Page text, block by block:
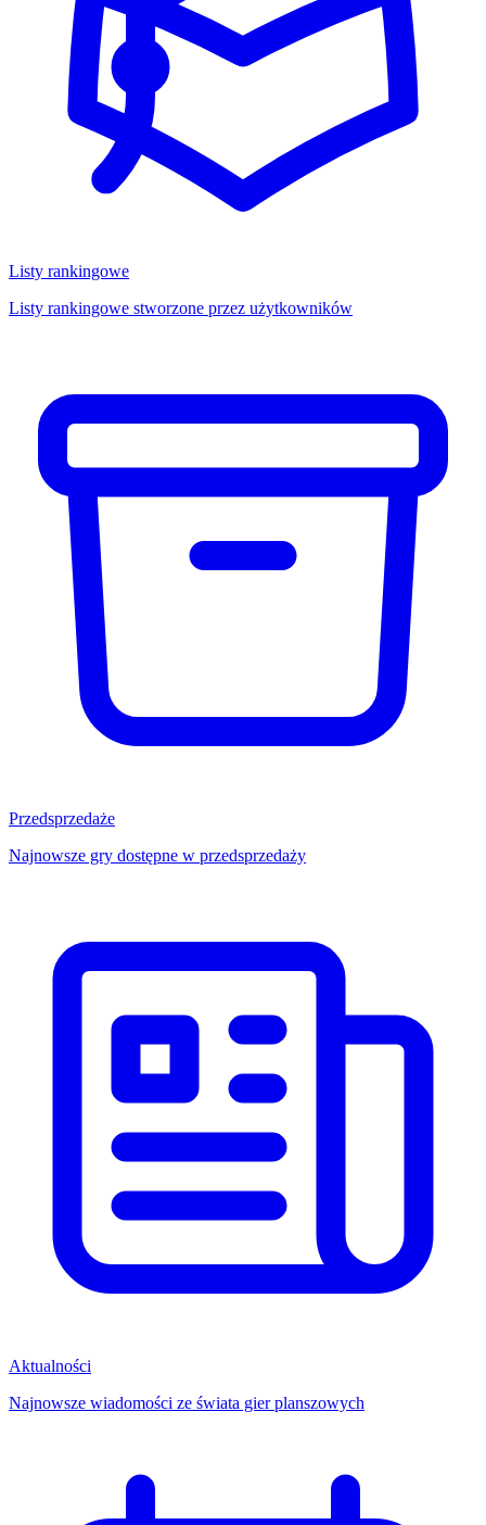
Listy rankingowe
Listy rankingowe stworzone przez użytkowników
Przedsprzedaże
Najnowsze gry dostępne w przedsprzedaży
Aktualności
Najnowsze wiadomości ze świata gier planszowych